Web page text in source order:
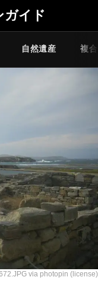
ガイド
自然遺産 複
via photopin (license)